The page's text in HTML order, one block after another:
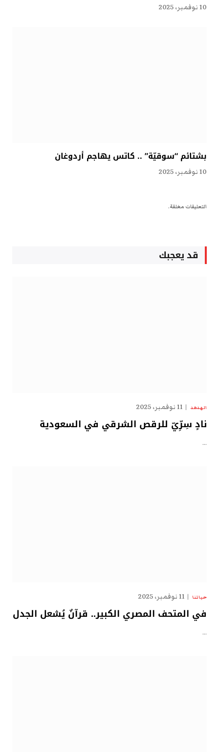
10 نوفمبر، 2025
بشتائم “سوقيّة” .. كاتس يهاجم أردوغان
10 نوفمبر، 2025
التعليقات مغلقة.
قد يعجبك
الهدهد 11 نوفمبر، 2025
نادٍ سِرِّيّ للرقص الشرقي في السعودية
…
حياتنا 11 نوفمبر، 2025
في المتحف المصري الكبير.. قرآنٌ يُشعل الجدل
…